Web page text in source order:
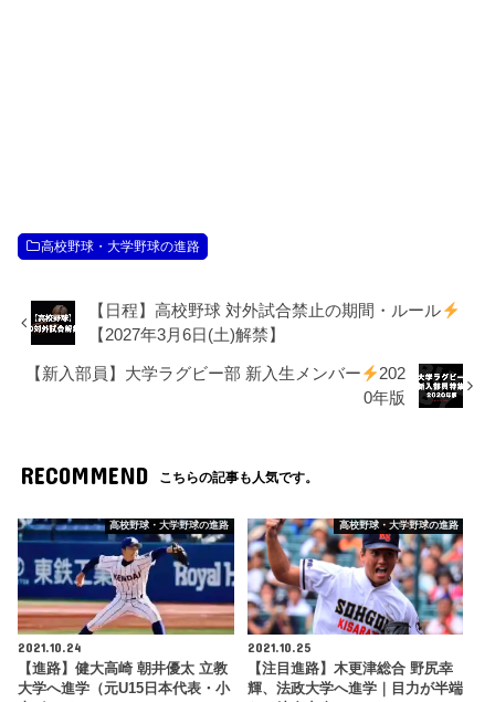
高校野球・大学野球の進路
【日程】高校野球 対外試合禁止の期間・ルール
【2027年3月6日(土)解禁】
【新入部員】大学ラグビー部 新入生メンバー
202
0年版
RECOMMEND こちらの記事も人気です。
高校野球・大学野球の進路
2021.10.24
【進路】健大高崎 朝井優太 立教
大学へ進学（元U15日本代表・小
高校野球・大学野球の進路
2021.10.25
【注目進路】木更津総合 野尻幸
輝、法政大学へ進学｜目力が半端